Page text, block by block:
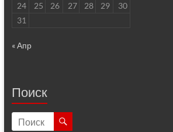
24
25 26 27 28 29
30
31
« Апр
Поиск